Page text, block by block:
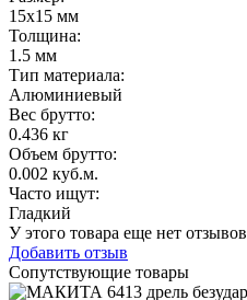
15х15 мм
Толщина:
1.5 мм
Тип материала:
Алюминиевый
Вес брутто:
0.436 кг
Объем брутто:
0.002 куб.м.
Часто ищут:
Гладкий
У этого товара еще нет отзывов
Добавить отзыв
Сопутствующие товары